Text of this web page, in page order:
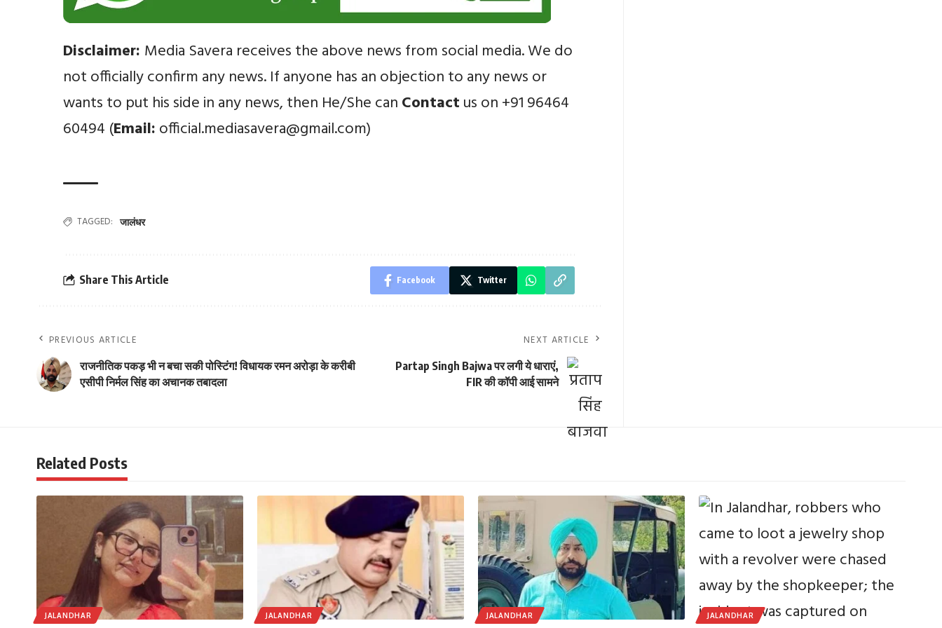
Disclaimer: Media Savera receives the above news from social media. We do
not officially confirm any news. If anyone has an objection to any news or
wants to put his side in any news, then He/She can Contact us on +91 96464
60494 (Email: official.mediasavera@gmail.com)
TAGGED: जालंधर
Share This Article Facebook Twitter
PREVIOUS ARTICLE
राजनीतिक पकड़ भी न बचा सकी पोस्टिंग! विधायक रमन अरोड़ा के करीबी
एसीपी निर्मल सिंह का अचानक तबादला
NEXT ARTICLE
Partap Singh Bajwa पर लगी ये धाराएं,
FIR की कॉपी आई सामने
Related Posts
JALANDHAR JALANDHAR JALANDHAR JALANDHAR